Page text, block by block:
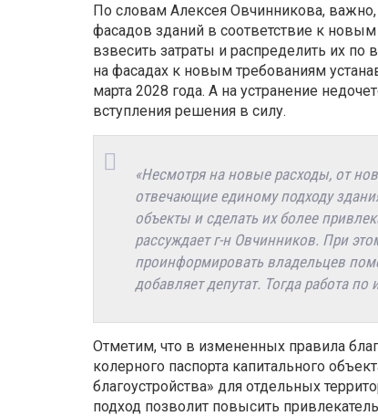
По словам Алексея Овчинникова,
фасадов зданий в соответствие к
взвесить затраты и распределить их
на фасадах к новым требованиям
марта 2028 года. А на устранение
вступления решения в силу.
«Несмотря на новые расходы, от
отвечающие единому подходу
объекты и сделать их более
рассуждает г-н Овчинников. При
проинформировать владельцев
добавляет депутат. Тогда работа
Отметим, что в измененных правила
колерного паспорта капитального
благоустройства» для отдельных
подход позволит повысить